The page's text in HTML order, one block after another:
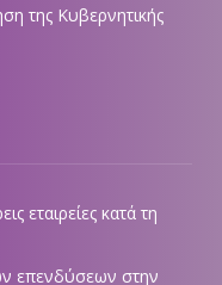
της Κυβερνητικής
εταιρείες κατά τη
επενδύσεων στην